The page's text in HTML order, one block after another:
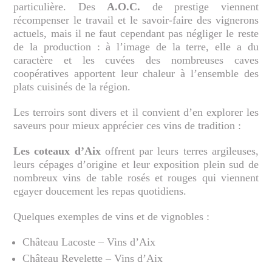
particulière. Des A.O.C. de prestige viennent
récompenser le travail et le savoir-faire des vignerons
actuels, mais il ne faut cependant pas négliger le reste
de la production : à l’image de la terre, elle a du
caractère et les cuvées des nombreuses caves
coopératives apportent leur chaleur à l’ensemble des
plats cuisinés de la région.
Les terroirs sont divers et il convient d’en explorer les
saveurs pour mieux apprécier ces vins de tradition :
Les coteaux d’Aixoffrent par leurs terres argileuses,
leurs cépages d’origine et leur exposition plein sud de
nombreux vins de table rosés et rouges qui viennent
egayer doucement les repas quotidiens.
Quelques exemples de vins et de vignobles :
Château Lacoste – Vins d’Aix
Château Revelette – Vins d’Aix